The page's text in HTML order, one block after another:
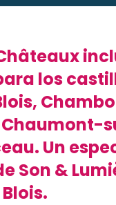
los
Un
Son &